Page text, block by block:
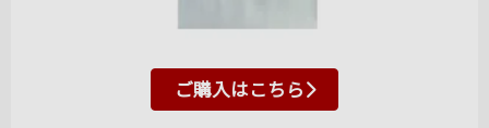
ご購入はこちら